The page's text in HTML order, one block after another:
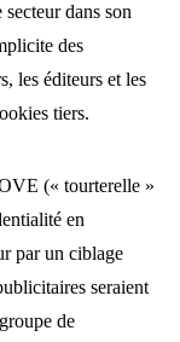
dans son
des
les éditeurs et les
tiers.
(« tourterelle »
en
par un ciblage
seraient
de